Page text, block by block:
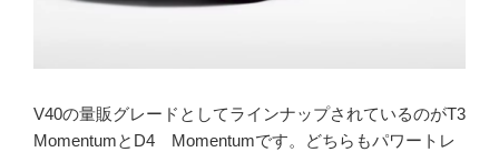
V40の量販グレードとしてラインナップされているのがT3
MomentumとD4 Momentumです。どちらもパワートレ